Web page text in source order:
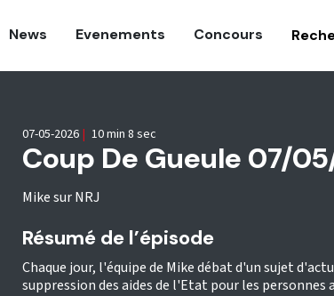
News Evenements Concours
Coup De Gueule 07/
Mike sur NRJ
07-05-2026 | 10 min 8 sec
Résumé de l’épisode
Chaque jour, l'équipe de Mike débat d'un sujet
suppression des aides de l'Etat pour les personnes